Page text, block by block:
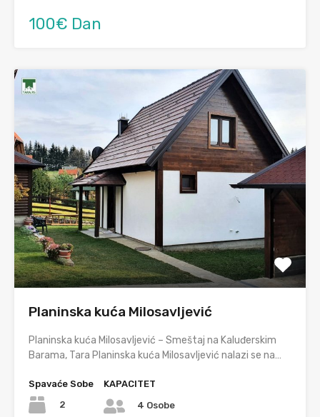
100€ Dan
Planinska kuća Milosavljević
Planinska kuća Milosavljević – Smeštaj na Kaluđerskim
Barama, Tara Planinska kuća Milosavljević nalazi se na…
Spavaće Sobe
2
KAPACITET
4 Osobe